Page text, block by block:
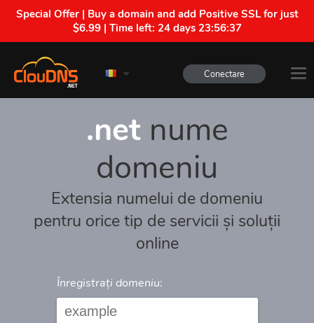
Special Offer | Buy a domain and add Positive SSL for just
$6.99 | Time left: 24 days 23:56:37
Conectare
.netnume
domeniu
Extensia numelui de domeniu
pentru orice tip de servicii și soluții
online
Înregistrați domeniu: